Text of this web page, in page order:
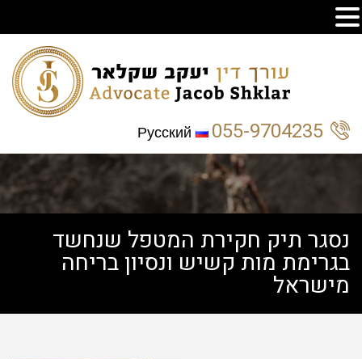
055-9704235
Русский
נסגר תיק חקירת המטפל שנחשד
בגרימת מות קשיש ונסיון בריחה
מישראל